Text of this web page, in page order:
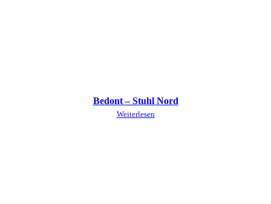
Bedont – Stuhl Nord
Weiterlesen